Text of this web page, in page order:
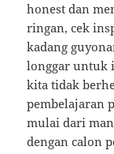
honest dan
ringan, cek
kadang
longgar untuk
kita tidak
pembelajaran
mulai dari
dengan calon